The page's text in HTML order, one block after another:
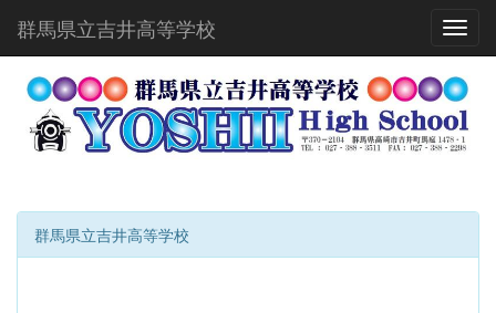
群馬県立吉井高等学校
群馬県立吉井高等学校